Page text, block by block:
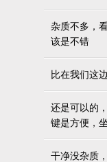
杂质不多，
该是不错
比在我们这
还是可以的
键是方便，
干净没杂质